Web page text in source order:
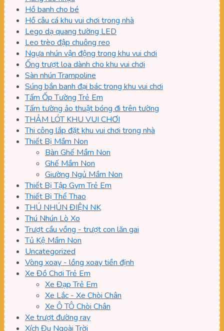
Hồ banh cho bé
Hồ câu cá khu vui chơi trong nhà
Lego dạ quang tường LED
Leo trèo đập chuông reo
Ngựa nhún vận động trong khu vui chơi
Ống trượt loa dành cho khu vui chơi
Sàn nhún Trampoline
Súng bắn banh đại bác trong khu vui chơi
Tấm Ốp Tường Trẻ Em
Tấm tường ảo thuật bóng đi trên tường
THẢM LÓT KHU VUI CHƠI
Thi công lắp đặt khu vui chơi trong nhà
Thiết Bị Mầm Non
Bàn Ghế Mầm Non
Ghế Mầm Non
Giường Ngủ Mầm Non
Thiết Bị Tập Gym Trẻ Em
Thiết Bị Thể Thao
THÚ NHÚN ĐIỆN NK
Thú Nhún Lò Xo
Trượt cầu vồng - trượt con lăn gai
Tủ Kệ Mầm Non
Uncategorized
Vòng xoay - lồng xoay tiền định
Xe Đồ Chơi Trẻ Em
Xe Đạp Trẻ Em
Xe Lắc - Xe Chòi Chân
Xe Ô TÔ Chòi Chân
Xe trượt đường ray
Xích Đu Ngoài Trời